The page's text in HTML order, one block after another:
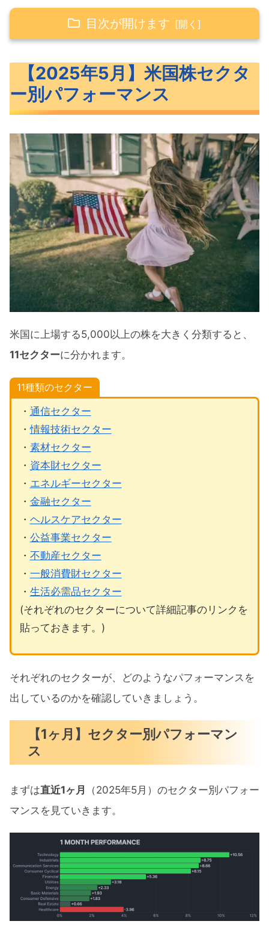
目次が開けます
マンス
【1ヶ月】セクター別パフォーマンス
【年初来】セクター別パフォーマンス
【6ヶ月】セクター別パフォーマンス
【1年】セクター別パフォーマンス
おすすめのセクターETF11銘柄とリターン比
較
おすすめのセクターETF11銘柄
米国株5月のセクター別パフォーマンス まと
め
【2025年5月】米国株セクタ
ー別パフォーマンス
米国に上場する5,000以上の株を大きく分類すると、
11セクターに分かれます。
11種類のセクター
・ 通信セクター
・情報技術セクター
・ 素材セクター
・ 資本財セクター
・ エネルギーセクター
・ 金融セクター
・ ヘルスケアセクター
・ 公益事業セクター
・ 不動産セクター
・ 一般消費財セクター
・ 生活必需品セクター
(それぞれのセクターについて詳細記事のリンクを
貼っておきます。)
それぞれのセクターが、どのようなパフォーマンスを
出しているのかを確認していきましょう。
【1ヶ月】セクター別パフォーマン
ス
まずは直近1ヶ月
（2025年5月）のセクター別パフォー
マンスを見ていきます。